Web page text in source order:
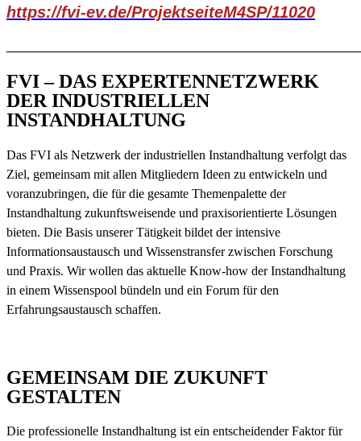
https://fvi-ev.de/ProjektseiteM4SP/11020
FVI – DAS EXPERTENNETZWERK
DER INDUSTRIELLEN
INSTANDHALTUNG
Das FVI als Netzwerk der industriellen Instandhaltung verfolgt das
Ziel, gemeinsam mit allen Mitgliedern Ideen zu entwickeln und
voranzubringen, die für die gesamte Themenpalette der
Instandhaltung zukunftsweisende und praxisorientierte Lösungen
bieten. Die Basis unserer Tätigkeit bildet der intensive
Informationsaustausch und Wissenstransfer zwischen Forschung
und Praxis. Wir wollen das aktuelle Know-how der Instandhaltung
in einem Wissenspool bündeln und ein Forum für den
Erfahrungsaustausch schaffen.
GEMEINSAM DIE ZUKUNFT
GESTALTEN
Die professionelle Instandhaltung ist ein entscheidender Faktor für